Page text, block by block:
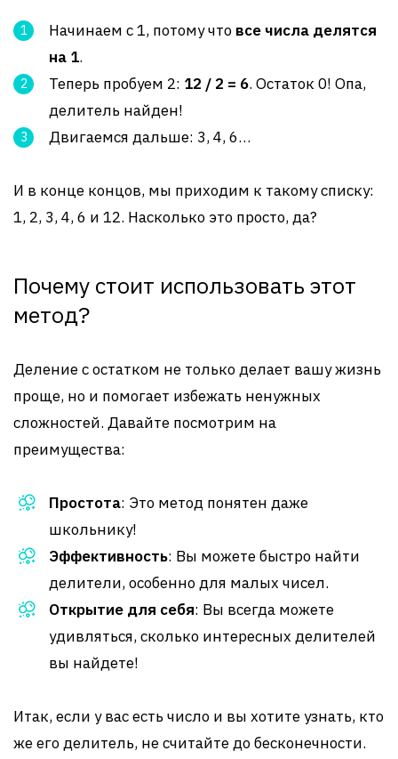
Начинаем с 1, потому что все числа делятся
на 1.
Теперь пробуем 2: 12 / 2 = 6. Остаток 0! Опа,
делитель найден!
Двигаемся дальше: 3, 4, 6…
И в конце концов, мы приходим к такому списку:
1, 2, 3, 4, 6 и 12. Насколько это просто, да?
Почему стоит использовать этот
метод?
Деление с остатком не только делает вашу жизнь
проще, но и помогает избежать ненужных
сложностей. Давайте посмотрим на
преимущества:
Простота: Это метод понятен даже
школьнику!
Эффективность: Вы можете быстро найти
делители, особенно для малых чисел.
Открытие для себя: Вы всегда можете
удивляться, сколько интересных делителей
вы найдете!
Итак, если у вас есть число и вы хотите узнать, кто
же его делитель, не считайте до бесконечности.